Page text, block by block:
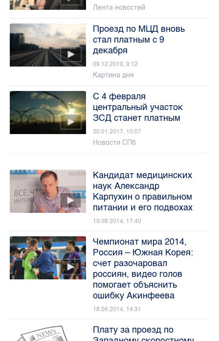
Лента новостей
Проезд по МЦД вновь
стал платным с 9
декабря
09.12.2019, 9:12
Картина дня
С 4 февраля
центральный участок
ЗСД станет платным
30.01.2017, 10:07
Новости СПб
Кандидат медицинских
наук Александр
Карпухин о правильном
питании и его подвохах
19.08.2014, 17:40
Чемпионат мира 2014,
Россия – Южная Корея:
счет разочаровал
россиян, видео голов
помогает объяснить
ошибку Акинфеева
18.06.2014, 14:31
Плату за проезд по